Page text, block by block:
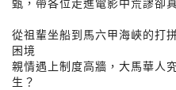
從祖輩坐船到馬六甲海峽的打
困境
親情遇上制度高牆，大馬華人
生？